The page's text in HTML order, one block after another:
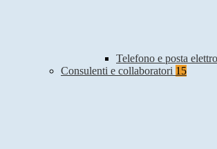
Telefono e posta
Consulenti e collaboratori 15